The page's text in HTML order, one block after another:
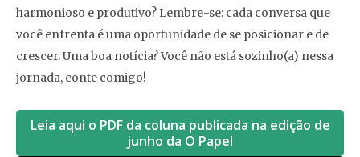
harmonioso e produtivo? Lembre-se: cada conversa que
você enfrenta é uma oportunidade de se posicionar e de
crescer. Uma boa notícia? Você não está sozinho(a) nessa
jornada, conte comigo!
Leia aqui o PDF da coluna publicada na edição de
junho da O Papel